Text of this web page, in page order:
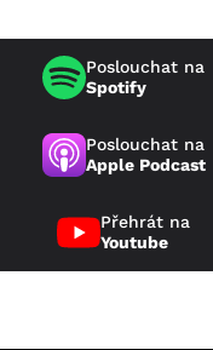
Poslouchat na
Spotify
Poslouchat na
Apple Podcast
Přehrát na
Youtube